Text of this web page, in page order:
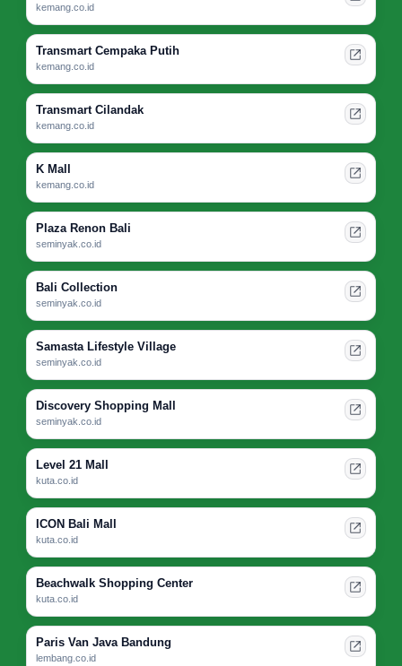
kemang.co.id
Transmart Cempaka Putih
kemang.co.id
Transmart Cilandak
kemang.co.id
K Mall
kemang.co.id
Plaza Renon Bali
seminyak.co.id
Bali Collection
seminyak.co.id
Samasta Lifestyle Village
seminyak.co.id
Discovery Shopping Mall
seminyak.co.id
Level 21 Mall
kuta.co.id
ICON Bali Mall
kuta.co.id
Beachwalk Shopping Center
kuta.co.id
Paris Van Java Bandung
lembang.co.id